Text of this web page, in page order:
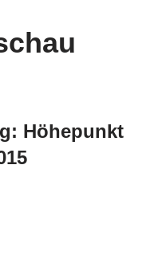
Höhepunkt